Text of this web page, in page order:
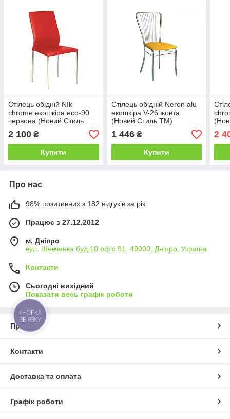
Стілець обідній NIk
chrome екошкіра eco-90
червона (Новий Стиль
ТМ)
2 100 ₴
Купити
Стілець обідній Neron alu
екошкіра V-26 жовта
(Новий Стиль ТМ)
1 446₴
Купити
2
Про нас
98% позитивних з 182 відгуків за рік
Працює з 27.12.2012
м. Дніпро
вул. Шевченка буд.10 офіс 91, 49000, Дніпро, Україна
Контакти
Сьогодні вихідний
Показати весь графік роботи
Про нас
Контакти
Доставка та оплата
Графік роботи
КНОПКА
ЗВ'ЯЗКУ